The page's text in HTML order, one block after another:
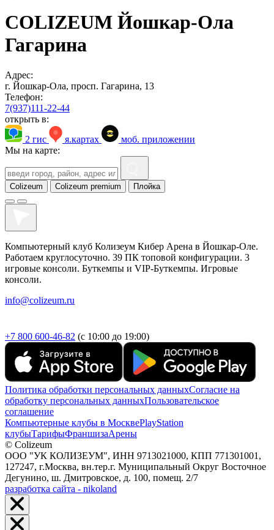
COLIZEUM Йошкар-Ола
Гагарина
Адрес:
г. Йошкар-Ола, просп. Гагарина, 13
Телефон:
7(937)111-22-44
открыть в:
2 гис
я.картах
моб. приложении
Мы на карте:
Colizeum Colizeum premium Плойка
Компьютерный клуб Колизеум Кибер Арена в Йошкар-Оле.
Работаем круглосуточно. 39 ПК топовой конфигурации. 3
игровые консоли. Буткемпы и VIP-Буткемпы. Игровые
консоли.
info@colizeum.ru
+7 800 600-46-82 (с 10:00 до 19:00)
Политика обработки персональных данныхСогласие на
обработку персональных данныхПользовательское
соглашение
Компьютерные клубы в МосквеPlayStation
клубыТарифыФраншизаАрены
© Colizeum
ООО "УК КОЛИЗЕУМ", ИНН 9713021000, КПП 771301001,
127247, г.Москва, вн.тер.г. Муниципальный Округ Восточное
Дегунино, ш. Дмитровское, д. 100, помещ. 2/7
разработка сайта - nikoland